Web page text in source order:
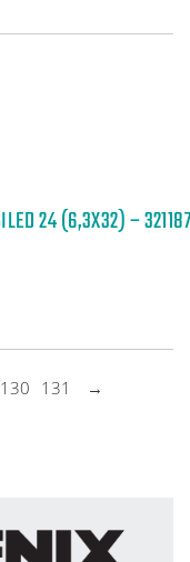
24 (6,3X32) –
130 131 →